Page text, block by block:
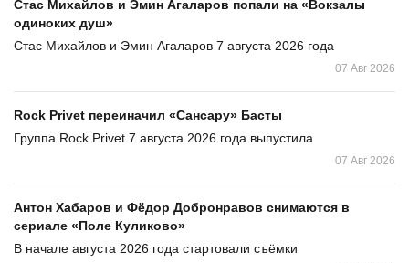
Стас Михайлов и Эмин Агаларов попали на «Вокзалы
одиноких душ»
Стас Михайлов и Эмин Агаларов 7 августа 2026 года
07 Авг 2026
Rock Privet переиначил «Сансару» Басты
Группа Rock Privet 7 августа 2026 года выпустила
07 Авг 2026
Антон Хабаров и Фёдор Добронравов снимаются в
сериале «Поле Куликово»
В начале августа 2026 года стартовали съёмки